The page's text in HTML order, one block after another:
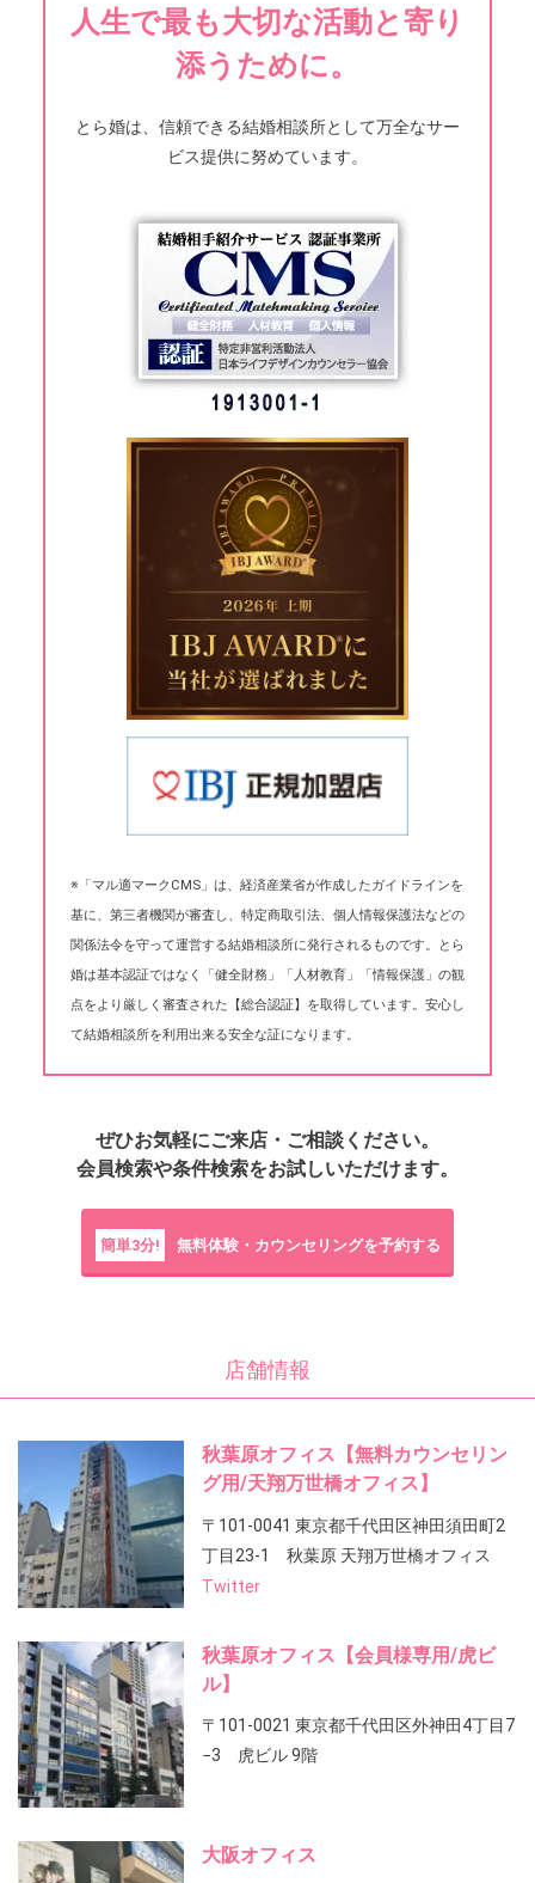
人生で最も大切な活動と寄り
添うために。
とら婚は、信頼できる結婚相談所として万全なサー
ビス提供に努めています。
※「マル適マークCMS」は、経済産業省が作成したガイドラインを
基に、第三者機関が審査し、特定商取引法、個人情報保護法などの
関係法令を守って運営する結婚相談所に発行されるものです。とら
婚は基本認証ではなく「健全財務」「人材教育」「情報保護」の観
点をより厳しく審査された【総合認証】を取得しています。安心し
て結婚相談所を利用出来る安全な証になります。
ぜひお気軽にご来店・ご相談ください。
会員検索や条件検索をお試しいただけます。
簡単3分! 無料体験・カウンセリングを予約する
店舗情報
秋葉原オフィス【無料カウンセリン
グ用/天翔万世橋オフィス】
〒101-0041 東京都千代田区神田須田町2
丁目23-1 秋葉原 天翔万世橋オフィス
Twitter
秋葉原オフィス【会員様専用/虎ビ
ル】
〒101-0021 東京都千代田区外神田4丁目7
−3 虎ビル 9階
大阪オフィス